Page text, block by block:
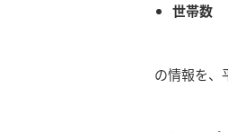
世帯数
の情報を、